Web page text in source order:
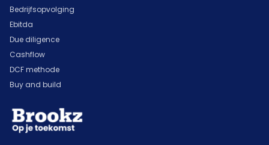
Bedrijfsopvolging
Ebitda
Due diligence
Cashflow
DCF methode
Buy and build